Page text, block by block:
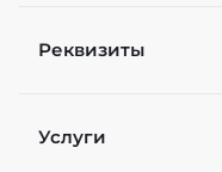
Реквизиты
Услуги